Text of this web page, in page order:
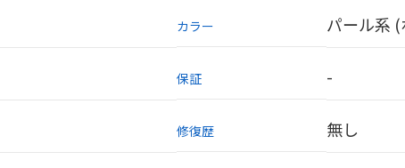
カラー パール系
保証 -
修復歴 無し